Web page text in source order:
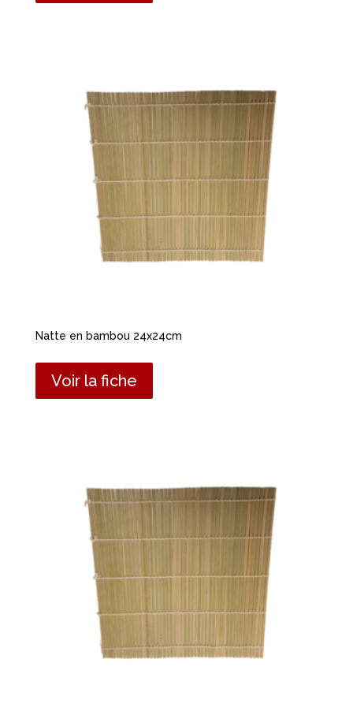
Natte en bambou 24x24cm
Voir la fiche